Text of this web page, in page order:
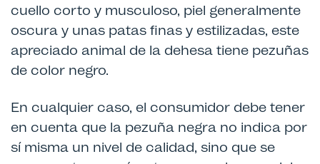
cuello corto y musculoso, piel generalmente
oscura y unas patas finas y estilizadas, este
apreciado animal de la dehesa tiene pezuñas
de color negro.
En cualquier caso, el consumidor debe tener
en cuenta que la pezuña negra no indica por
sí misma un nivel de calidad, sino que se